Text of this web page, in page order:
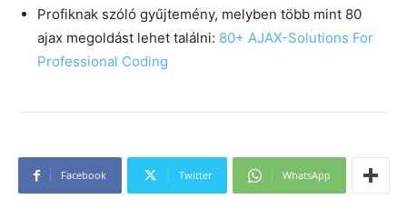
Profiknak szóló gyűjtemény, melyben több mint 80
ajax megoldást lehet találni: 80+ AJAX-Solutions For
Professional Coding
Facebook Twitter WhatsApp